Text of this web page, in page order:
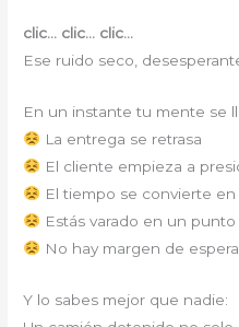
clic… clic… clic…
Ese ruido seco,
En un instante tu mente se
La entrega se retrasa
El cliente empieza a
El tiempo se convierte
Estás varado en un
No hay margen de
Y lo sabes mejor que nadie: